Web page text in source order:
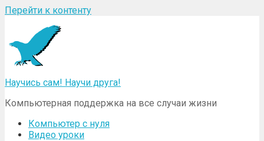
Перейти к контенту
Научись сам! Научи друга!
Компьютерная поддержка на все случаи жизни
Компьютер с нуля
Видео уроки